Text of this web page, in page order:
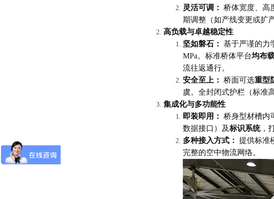
灵活可调： 桥体宽度、高
期调整（如产线变更或扩
高负载与卓越稳定性
坚如磐石： 基于严谨的力
MPa。标准桥体平台均布
流往返通行。
安全至上： 桥面可选重型
虞。全封闭式护栏（标准
集成化与多功能性
即装即用： 桥身型材槽内
数据接口）及标识系统，
多种接入方式： 提供标准
完整的空中物流网络。